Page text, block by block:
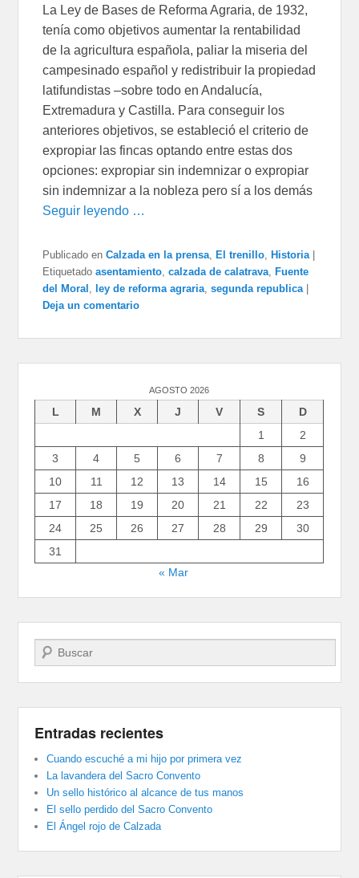
La Ley de Bases de Reforma Agraria, de 1932,
tenía como objetivos aumentar la rentabilidad
de la agricultura española, paliar la miseria del
campesinado español y redistribuir la propiedad
latifundistas –sobre todo en Andalucía,
Extremadura y Castilla. Para conseguir los
anteriores objetivos, se estableció el criterio de
expropiar las fincas optando entre estas dos
opciones: expropiar sin indemnizar o expropiar
sin indemnizar a la nobleza pero sí a los demás
Seguir leyendo …
Publicado en Calzada en la prensa ,El trenillo ,Historia |
Etiquetado asentamiento ,calzada de calatrava ,Fuente
del Moral
ley de reforma agraria ,segunda republica |
Deja un comentario
AGOSTO 2026
L M X J V S
D
1
2
3
4 5 6 7 8
9
10
11 12 13 14 15
16
17
18 19 20 21 22
23
24
25 26 27 28 29
30
31
« Mar
Buscar
Entradas recientes
Cuando escuché a mi hijo por primera vez
La lavandera del Sacro Convento
Un sello histórico al alcance de tus manos
El sello perdido del Sacro Convento
El Ángel rojo de Calzada